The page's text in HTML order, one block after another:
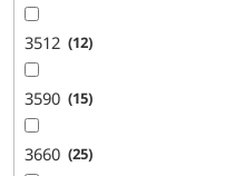
3512 12
3590 15
3660 25